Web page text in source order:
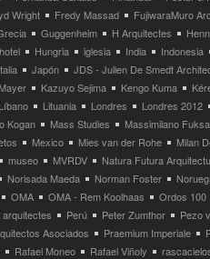
Wright Fredy Massad
FujiwaraMuro
Guggenheim H Arquitectes
hotel Hungria iglesia India
Indonesia
Japón
JDS - Julien De Smedt
Kazuyo Sejima Kengo Kuma
Líbano Lituania Londres
Londres 2012
Kogan Mass Studies
Massimilano
Mexico Mies van der Rohe
Milan
museo MVRDV
Natura Futura
Norisada Maeda Norman Foster
OMA OMA - Rem Koolhaas
Ordos 100
arquitectes Perú Peter Zumthor
Pezo
Asociados Praemium Imperiale
Rafael Moneo Rafael Viñoly